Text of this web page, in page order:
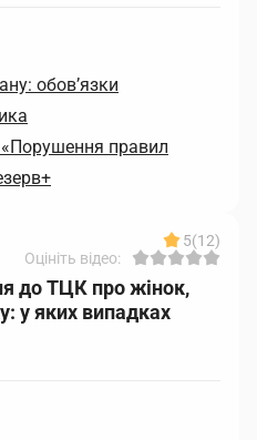
обов’язки
правил
5(12)
Оцініть відео:
до ТЦК про жінок,
у яких випадках